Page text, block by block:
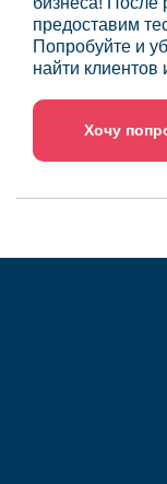
предоставим
Попробуйте и
найти клиентов
Хочу